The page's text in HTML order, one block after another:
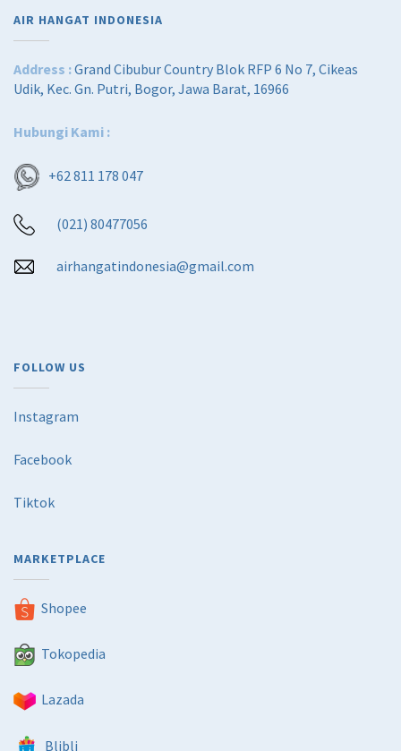
AIR HANGAT INDONESIA
Address :Grand Cibubur Country Blok RFP 6 No 7, Cikeas
Udik, Kec. Gn. Putri, Bogor, Jawa Barat, 16966
Hubungi Kami :
+62 811 178 047
(021) 80477056
airhangatindonesia@gmail.com
FOLLOW US
Instagram
Facebook
Tiktok
MARKETPLACE
Shopee
Tokopedia
Lazada
Blibli